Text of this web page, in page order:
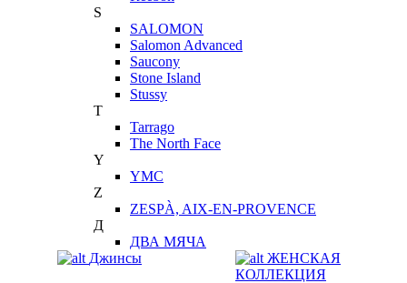
S
SALOMON
Salomon Advanced
Saucony
Stone Island
Stussy
T
Tarrago
The North Face
Y
YMC
Z
ZESPÀ, AIX-EN-PROVENCE
Д
ДВА МЯЧА
Джинсы
ЖЕНСКАЯ
КОЛЛЕКЦИЯ